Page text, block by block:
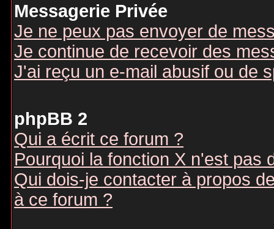
Messagerie Privée
Je ne peux pas envoyer de
Je continue de recevoir des
J'ai reçu un e-mail abusif ou de
phpBB 2
Qui a écrit ce forum ?
Pourquoi la fonction X n'est pas
Qui dois-je contacter à propos
à ce forum ?